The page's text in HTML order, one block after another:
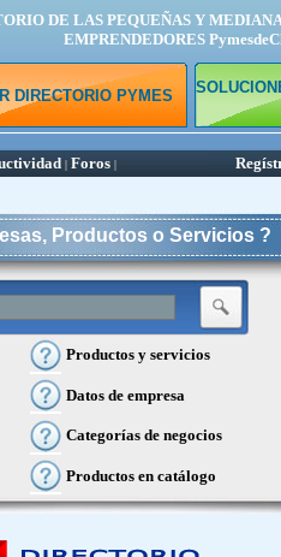
DE LAS PEQUEÑAS Y
EMPRENDEDORES
DIRECTORIO PYMES
| Foros |
Productos o Servicios ?
Productos y servicios
Datos de empresa
Categorías de negocios
Productos en catálogo